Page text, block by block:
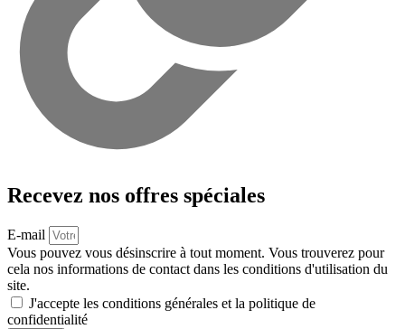
Recevez nos offres spéciales
E-mail
Vous pouvez vous désinscrire à tout moment. Vous trouverez pour
cela nos informations de contact dans les conditions d'utilisation du
site.
J'accepte les conditions générales et la politique de
confidentialité